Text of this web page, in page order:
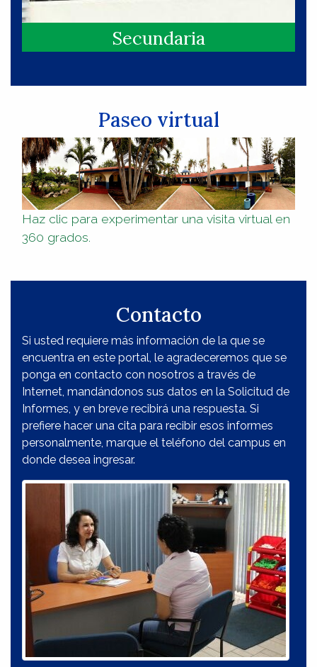
Secundaria
Paseo virtual
Haz clic para experimentar una visita virtual en
360 grados.
Contacto
Si usted requiere más información de la que se
encuentra en este portal, le agradeceremos que se
ponga en contacto con nosotros a través de
Internet, mandándonos sus datos en la Solicitud de
Informes, y en breve recibirá una respuesta. Si
prefiere hacer una cita para recibir esos informes
personalmente, marque el teléfono del campus en
donde desea ingresar.